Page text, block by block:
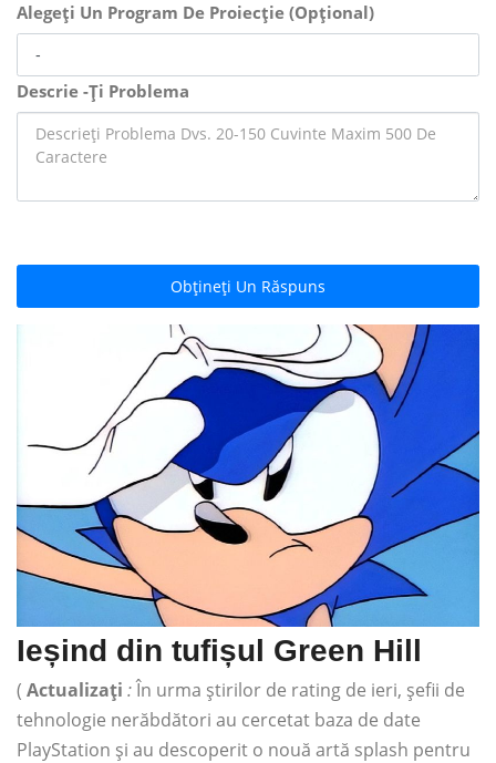
Alegeți Un Program De Proiecție (Opțional)
Descrie -Ți Problema
Obțineți Un Răspuns
Ieșind din tufișul Green Hill
( Actualizați :În urma știrilor de rating de ieri, șefii de
tehnologie nerăbdători au cercetat baza de date
PlayStation și au descoperit o nouă artă splash pentru